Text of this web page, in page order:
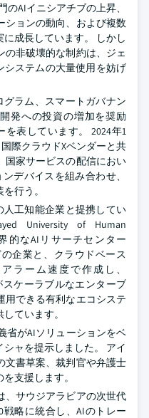
のAIイニシアチブの上昇、
ションの動向、および複数
成長しています。 しかし
の非破壊的な制約は、ジェ
システムの大量使用を妨げ
グラム、スマートガバナン
発への投資の増加を奨励
を表しています。 2024年1
際クラウドXベンダーと共
国家サービスの配信におい
デバイスを組み合わせ、
行う。
人工知能企業と提携してい
University of Human
的なAIリサーチセンター
の企業と、クラウドベース
ラーム速度で作成し、
スケーラブルなエンタープ
用できる有利なエコシステ
ています。
省がAIソリューションをベ
ャを提示しました。 アイ
文書草案、裁判官や弁護士
支援します。
、サウジアラビアの次世代
戦略に統合し、AIのトレー